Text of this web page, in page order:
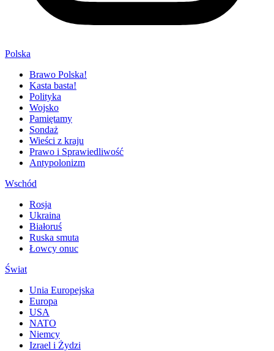
Polska
Brawo Polska!
Kasta basta!
Polityka
Wojsko
Pamiętamy
Sondaż
Wieści z kraju
Prawo i Sprawiedliwość
Antypolonizm
Wschód
Rosja
Ukraina
Białoruś
Ruska smuta
Łowcy onuc
Świat
Unia Europejska
Europa
USA
NATO
Niemcy
Izrael i Żydzi